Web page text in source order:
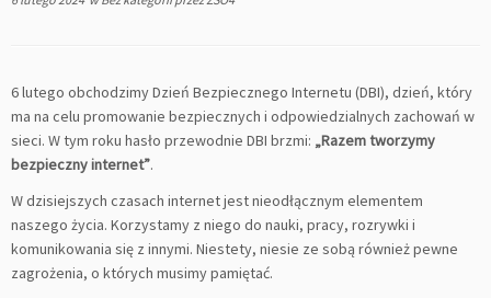
6 lutego obchodzimy Dzień Bezpiecznego Internetu (DBI), dzień, który
ma na celu promowanie bezpiecznych i odpowiedzialnych zachowań w
sieci. W tym roku hasło przewodnie DBI brzmi: „Razem tworzymy
bezpieczny internet”.
W dzisiejszych czasach internet jest nieodłącznym elementem
naszego życia. Korzystamy z niego do nauki, pracy, rozrywki i
komunikowania się z innymi. Niestety, niesie ze sobą również pewne
zagrożenia, o których musimy pamiętać.